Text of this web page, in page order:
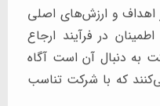
اهداف و ارزش‌های اصلی
در فرآیند ارجاع
به دنبال آن است آگاه
که با شرکت تناسب